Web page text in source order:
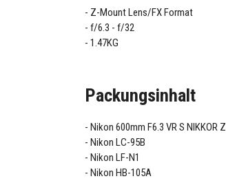
Z-Mount Lens/FX Format
f/6.3 - f/32
1.47KG
Packungsinhalt
Nikon 600mm F6.3 VR S NIKKOR Z
Nikon LC-95B
Nikon LF-N1
Nikon HB-105A